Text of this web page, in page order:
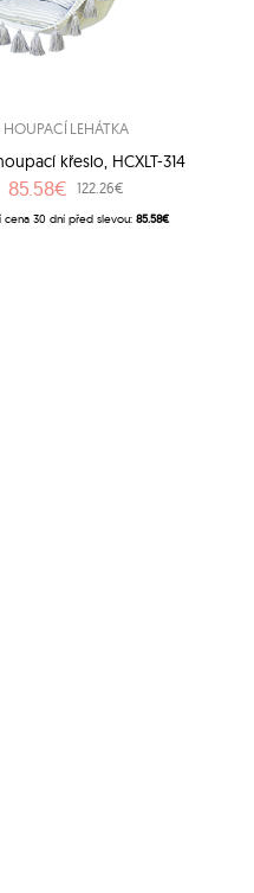
HOUPACÍ LEHÁTKA
křeslo, HCXLT-314
85.58€ 122.26€
cena 30 dní před slevou:85.58€